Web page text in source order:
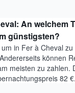
An welchem
günstigsten?
in Fer à Cheval
können
meisten zu zahlen.
82 €.